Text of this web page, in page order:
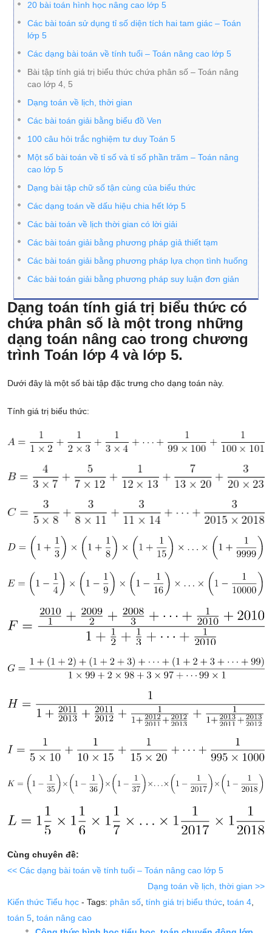
20 bài toán hình học nâng cao lớp 5
Các bài toán sử dụng tỉ số diện tích hai tam giác – Toán
lớp 5
Các dạng bài toán về tính tuổi – Toán nâng cao lớp 5
Bài tập tính giá trị biểu thức chứa phân số – Toán nâng
cao lớp 4, 5
Dạng toán về lịch, thời gian
Các bài toán giải bằng biểu đồ Ven
100 câu hỏi trắc nghiệm tư duy Toán 5
Một số bài toán về tỉ số và tỉ số phần trăm – Toán nâng
cao lớp 5
Dạng bài tập chữ số tận cùng của biểu thức
Các dạng toán về dấu hiệu chia hết lớp 5
Các bài toán về lịch thời gian có lời giải
Các bài toán giải bằng phương pháp giả thiết tạm
Các bài toán giải bằng phương pháp lựa chọn tình huống
Các bài toán giải bằng phương pháp suy luận đơn giản
Dạng toán tính giá trị biểu thức có
chứa phân số là một trong những
dạng toán nâng cao trong chương
trình Toán lớp 4 và lớp 5.
Dưới đây là một số bài tập đặc trưng cho dạng toán này.
Tính giá trị biểu thức:
Cùng chuyên đề:
<< Các dạng bài toán về tính tuổi – Toán nâng cao lớp 5
Dạng toán về lịch, thời gian >>
Kiến thức Tiểu học - Tags: phân số, tính giá trị biểu thức, toán 4,
toán 5, toán nâng cao